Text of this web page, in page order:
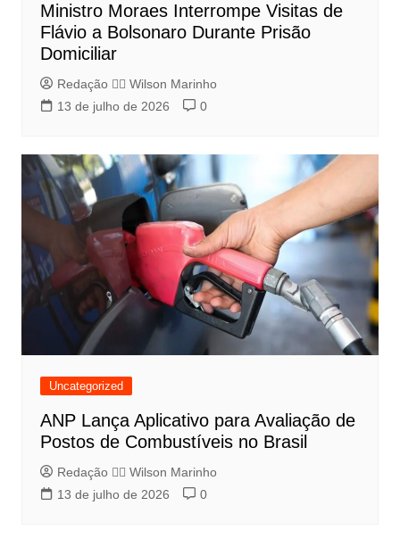
Ministro Moraes Interrompe Visitas de
Flávio a Bolsonaro Durante Prisão
Domiciliar
Redação 👨‍⚖️​ Wilson Marinho
13 de julho de 2026
0
Uncategorized
ANP Lança Aplicativo para Avaliação de
Postos de Combustíveis no Brasil
Redação 👨‍⚖️​ Wilson Marinho
13 de julho de 2026
0